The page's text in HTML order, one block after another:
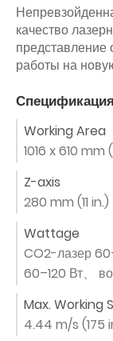
качество
работы на
Спецификация
Working Area
1016 x 610
Z-axis
280 mm (11 in.)
Wattage
CO2-лазер
60–120 Вт、
Max. Working
4.44 m/s (175